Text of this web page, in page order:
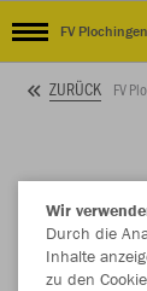
FV Plochingen
ZURÜCK FV
Wir
Durch die
Inhalte
zu den